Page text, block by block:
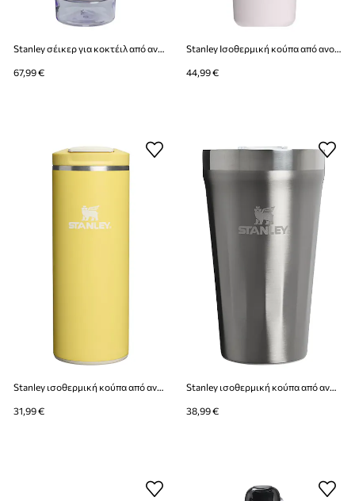
67,99 € 44,99 €
Stanley ισοθερμική κούπα από ανοξείδωτο χάλυβα Aerolight Transit Flip Top 0,35 l
31,99 €
Stanley ισοθερμική κούπα από ανοξείδωτο χάλυβα Stacking Tumbler 0,47 l
38,99 €